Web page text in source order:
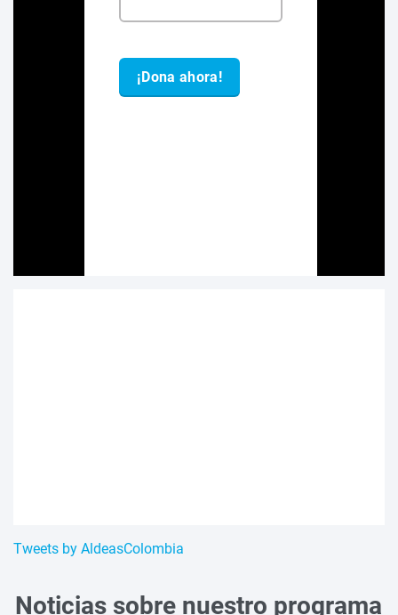
Tweets by AldeasColombia
Noticias sobre nuestro programa